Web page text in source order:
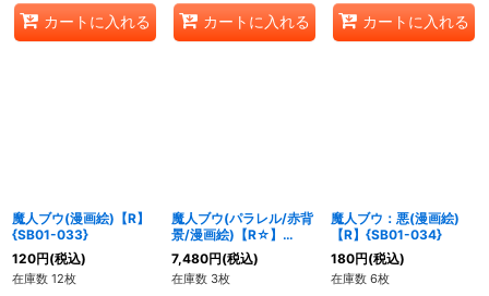
カートに入れる カートに入れる カートに入れる
魔人ブウ(漫画絵)【R】
{SB01-033}
120円(税込)
在庫数 12枚
魔人ブウ(パラレル/赤背
景/漫画絵)【R☆】
{SB01-033}
7,480円(税込)
在庫数 3枚
魔人ブウ：悪(漫画絵)
【R】{SB01-034}
180円(税込)
在庫数 6枚